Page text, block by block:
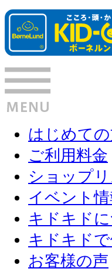
はじめて
ご利用料金
ショップリ
イベント情
キドキド
キドキド
お客様の声